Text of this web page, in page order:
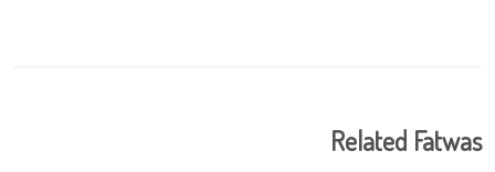
Related Fatwas